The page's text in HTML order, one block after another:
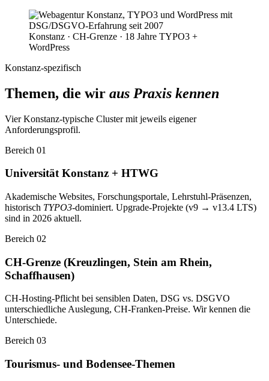
Konstanz · CH-Grenze · 18 Jahre TYPO3 +
WordPress
Konstanz-spezifisch
Themen, die wir aus Praxis kennen
Vier Konstanz-typische Cluster mit jeweils eigener
Anforderungsprofil.
Bereich 01
Universität Konstanz + HTWG
Akademische Websites, Forschungsportale, Lehrstuhl-Präsenzen,
historisch TYPO3-dominiert. Upgrade-Projekte (v9 → v13.4 LTS)
sind in 2026 aktuell.
Bereich 02
CH-Grenze (Kreuzlingen, Stein am Rhein,
Schaffhausen)
CH-Hosting-Pflicht bei sensiblen Daten, DSG vs. DSGVO
unterschiedliche Auslegung, CH-Franken-Preise. Wir kennen die
Unterschiede.
Bereich 03
Tourismus- und Bodensee-Themen